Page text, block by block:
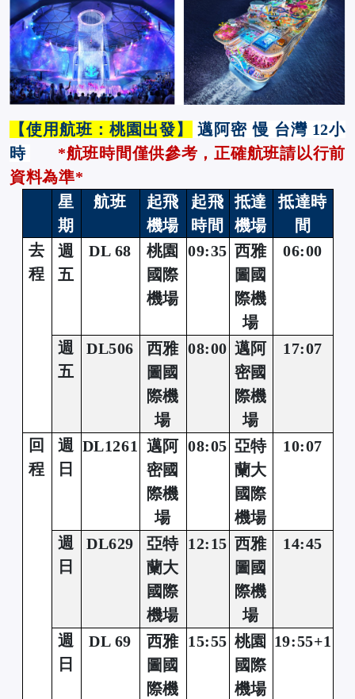
【使用航班：桃園出發】
邁阿密 慢 台灣 12小
時
*航班時間僅供參考，正確航班請以行前
資料為準*
星
期
航班
起飛
機場
起飛
時間
抵達
機場
抵達時
間
去
程
週
五
DL 68
桃園
國際
機場
09:35 西雅
圖國
際機
場
06:00
週
五
DL506
西雅
圖國
際機
場
08:00 邁阿
密國
際機
場
17:07
回
程
週
日
DL1261
邁阿
密國
際機
場
08:05 亞特
蘭大
國際
機場
10:07
週
日
DL629
亞特
蘭大
國際
機場
12:15 西雅
圖國
際機
場
14:45
週
日
DL 69
西雅
圖國
際機
15:55 桃園
國際
機場
19:55+1